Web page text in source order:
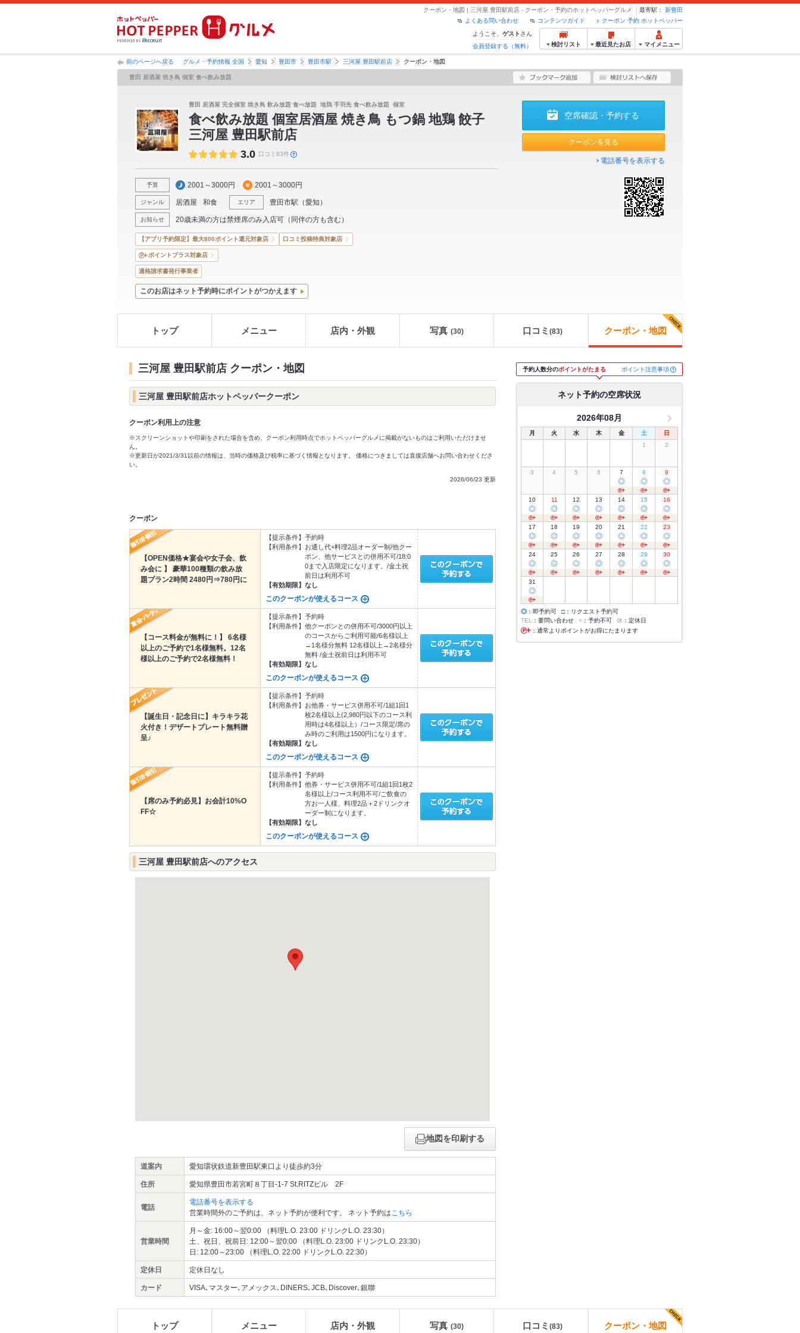
クーポン・地図 | 三河屋 豊田駅前店 - クーポン・予約のホットペッパーグルメ 最寄駅：
新豊田
クーポン 予約 ホットペッパー
コンテンツガイド
よくある問い合わせ
ようこそ、 ゲスト さん
会員登録する（無料）
検討リスト 最近見たお店 マイメニュー
前のページへ戻る グルメ・予約情報 全国 愛知 豊田市 豊田市駅 三河屋 豊田駅前店 クーポン・地図
豊田 居酒屋 焼き鳥 個室 食べ飲み放題
豊田 居酒屋 完全個室 焼き鳥 飲み放題 食べ放題 地鶏 手羽先 食べ飲み放題 個室
食べ飲み放題 個室居酒屋 焼き鳥 もつ鍋 地鶏 餃子
三河屋 豊田駅前店
3.0 口コミ83件
予算 2001～3000円 2001～3000円
ジャンル 居酒屋 和食 エリア 豊田市駅 （愛知 ）
お知らせ 20歳未満の方は禁煙席のみ入店可（同伴の方も含む）
空席確認・予約する
クーポンを見る
電話番号を表示する
【アプリ予約限定】最大800ポイント還元対象店 口コミ投稿特典対象店
ポイントプラス対象店
適格請求書発行事業者
このお店はネット予約時にポイントがつかえます
トップ メニュー 店内・外観 写真 (30) 口コミ (83) クーポン・地図
三河屋 豊田駅前店 クーポン・地図
三河屋 豊田駅前店ホットペッパークーポン
クーポン利用上の注意
※スクリーンショットや印刷をされた場合を含め、クーポン利用時点でホットペッパーグルメに掲載がないものはご利用いただけませ
ん。
※更新日が2021/3/31以前の情報は、当時の価格及び税率に基づく情報となります。 価格につきましては直接店舗へお問い合わせくださ
い。
2026/06/23 更新
クーポン
【OPEN価格★宴会や女子会、飲
み会に 】 豪華100種類の飲み放
題プラン2時間 2480円⇒780円に
【提示条件】 予約時
【利用条件】
お通し代+料理2品オーダー制/他クー
ポン、他サービスとの併用不可/18:0
0まで入店限定になります。/金土祝
前日は利用不可
【有効期限】 なし
このクーポンが使えるコース
【コース料金が無料に！】 6名様
以上のご予約で1名様無料。12名
様以上のご予約で2名様無料！
【提示条件】 予約時
【利用条件】 他クーポンとの併用不可/3000円以上
のコースからご利用可能/6名様以上
→1名様分無料 12名様以上→2名様分
無料 /金土祝前日は利用不可
【有効期限】 なし
このクーポンが使えるコース
【誕生日・記念日に】キラキラ花
火付き！デザートプレート無料贈
呈♪
【提示条件】 予約時
【利用条件】
お他券・サービス併用不可/1組1回1
枚2名様以上(2,980円以下のコース利
用時は4名様以上）/コース限定/席の
み時のご利用は1500円になります。
【有効期限】 なし
このクーポンが使えるコース
【席のみ予約必見】お会計10%O
FF☆
【提示条件】 予約時
【利用条件】 他券・サービス併用不可/1組1回1枚2
名様以上/コース利用不可/ご飲食の
方お一人様、料理2品＋2ドリンクオ
ーダー制になります。
【有効期限】 なし
このクーポンが使えるコース
三河屋 豊田駅前店へのアクセス
地図を印刷する
道案内 愛知環状鉄道新豊田駅東口より徒歩約3分
住所 愛知県豊田市若宮町８丁目-1-7 St.RITZビル 2F
電話
電話番号を表示する
営業時間外のご予約は、ネット予約が便利です。 ネット予約はこちら
営業時間
月～金: 16:00～翌0:00 （料理L.O. 23:00 ドリンクL.O. 23:30）
土、祝日、祝前日: 12:00～翌0:00 （料理L.O. 23:00 ドリンクL.O. 23:30）
日: 12:00～23:00 （料理L.O. 22:00 ドリンクL.O. 22:30）
定休日 定休日なし
カード VISA､マスター､アメックス､DINERS､JCB､Discover､銀聯
予約人数分のポイントがたまる ポイント注意事項
ネット予約の空席状況
2026年08月
月 火 水 木 金 土
日
1
2
3 4 5 6 7
◎
8
◎
9
◎
10
◎
11
◎
12
◎
13
◎
14
◎
15
◎
16
◎
17
◎
18
◎
19
◎
20
◎
21
◎
22
◎
23
◎
24
◎
25
◎
26
◎
27
◎
28
◎
29
◎
30
◎
31
◎
◎ ：即予約可 □ ：リクエスト予約可
TEL
：要問い合わせ × ：予約不可 休 ：定休日
：通常よりポイントがお得にたまります
トップ メニュー 店内・外観 写真 (30) 口コミ (83) クーポン・地図